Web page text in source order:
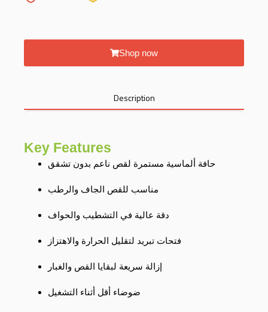
Shop now
Description
Key Features
حافة ألماسية مستمرة لقص ناعم بدون تشقق
مناسب للقص الجاف والرطب
دقة عالية في التشطيب والحواف
فتحات تبريد لتقليل الحرارة والاهتزاز
إزالة سريعة لبقايا القص والغبار
ضوضاء أقل أثناء التشغيل